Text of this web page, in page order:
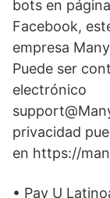
bots en
Facebook,
empresa
Puede ser
electrónico
privacidad
en https://
• Pay U